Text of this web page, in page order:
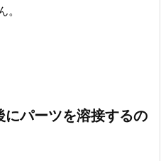
。
パーツを溶接するの